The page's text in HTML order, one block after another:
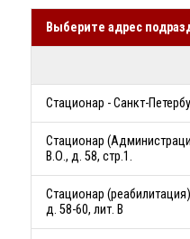
Выберите адрес
Стационар - Санкт-
Стационар
В.О., д. 58, стр.1.
Стационар
д. 58-60, лит. В